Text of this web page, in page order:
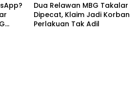
Dua Relawan MBG Takalar
Dipecat, Klaim Jadi Korban
Perlakuan Tak Adil